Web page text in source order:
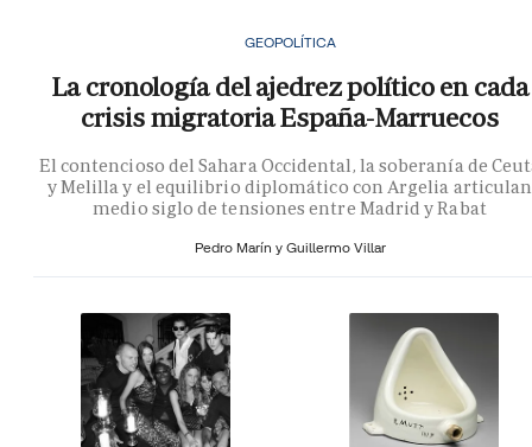
GEOPOLÍTICA
La cronología del ajedrez político en cada
crisis migratoria España-Marruecos
El contencioso del Sahara Occidental, la soberanía de
y Melilla y el equilibrio diplomático con Argelia articulan
medio siglo de tensiones entre Madrid y Rabat
Pedro Marín y Guillermo Villar